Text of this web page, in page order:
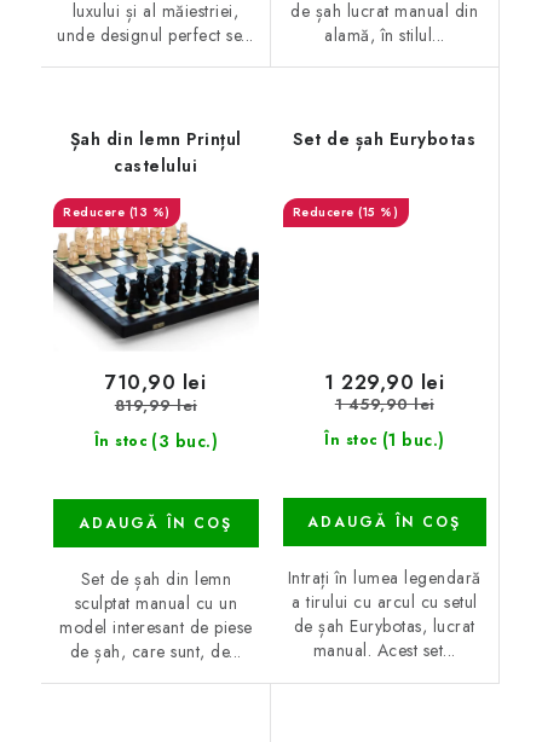
luxului și al măiestriei,
unde designul perfect se...
de șah lucrat manual din
alamă, în stilul...
Șah din lemn Prințul
castelului
(13 %)
În stoc (3 buc.)
710,90 lei
819,99 lei
ADAUGĂ ÎN COŞ
Set de șah din lemn
sculptat manual cu un
model interesant de piese
de șah, care sunt, de...
Set de șah Eurybotas
(15 %)
În stoc (1 buc.)
1 229,90 lei
1 459,90 lei
ADAUGĂ ÎN COŞ
Intrați în lumea legendară
a tirului cu arcul cu setul
de șah Eurybotas, lucrat
manual. Acest set...